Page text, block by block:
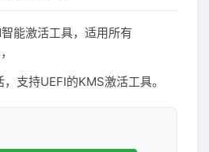
能激活工具，适用所有
支持UEFI的KMS激活工具。